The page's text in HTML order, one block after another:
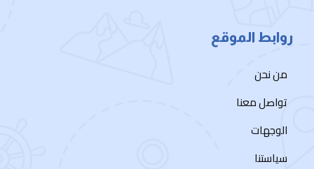
روابط الموقع
من نحن
تواصل معنا
الوجهات
سياستنا